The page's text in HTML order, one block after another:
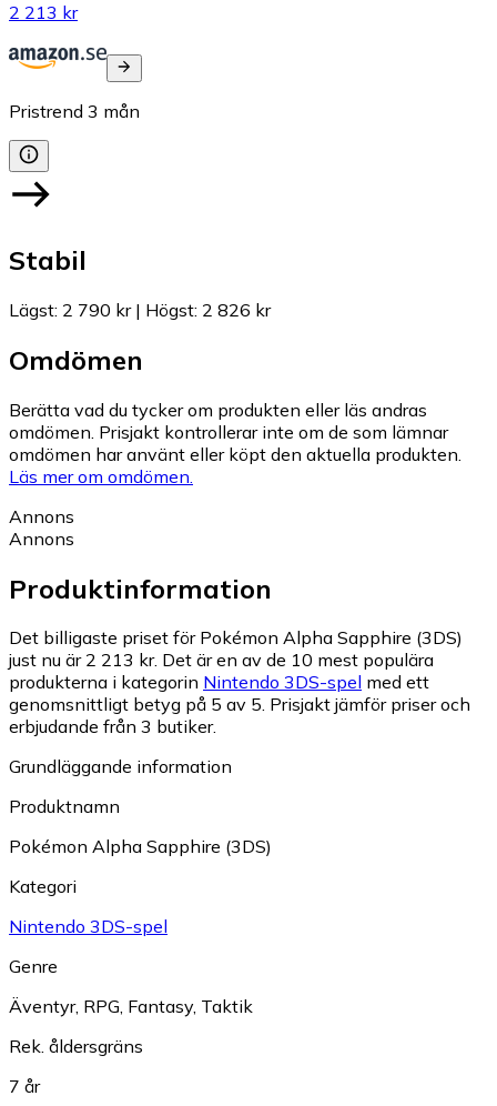
2 213 kr
Pristrend 3 mån
Stabil
Lägst: 2 790 kr| Högst: 2 826 kr
Omdömen
Berätta vad du tycker om produkten eller läs andras
omdömen. Prisjakt kontrollerar inte om de som lämnar
omdömen har använt eller köpt den aktuella produkten.
Läs mer om omdömen.
Annons
Annons
Produktinformation
Det billigaste priset för Pokémon Alpha Sapphire (3DS)
just nu är 2 213 kr. Det är en av de 10 mest populära
produkterna i kategorin Nintendo 3DS-spel med ett
genomsnittligt betyg på 5 av 5. Prisjakt jämför priser och
erbjudande från 3 butiker.
Grundläggande information
Produktnamn
Pokémon Alpha Sapphire (3DS)
Kategori
Nintendo 3DS-spel
Genre
Äventyr, RPG, Fantasy, Taktik
Rek. åldersgräns
7 år